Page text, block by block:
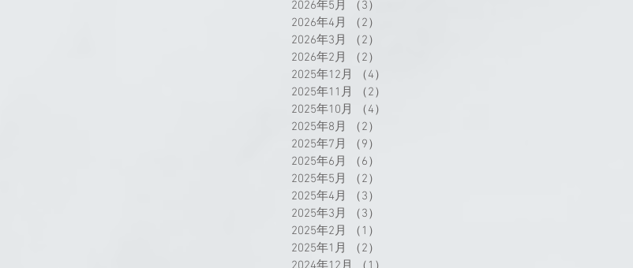
2026年5月
（3）
2026年4月
（2）
2026年3月
（2）
2026年2月
（2）
2025年12月
（4）
2025年11月
（2）
2025年10月
（4）
2025年8月
（2）
2025年7月
（9）
2025年6月
（6）
2025年5月
（2）
2025年4月
（3）
2025年3月
（3）
2025年2月
（1）
2025年1月
（2）